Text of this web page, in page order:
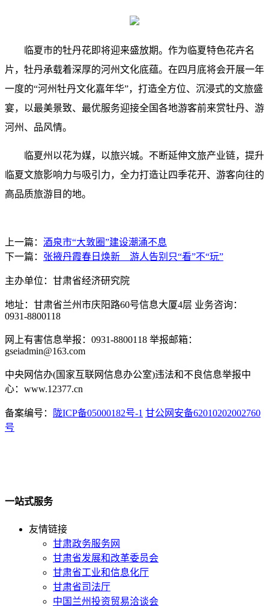
临夏市的牡丹花即将迎来盛放期。作为临夏特色花卉名
片，牡丹承载着深厚的河州文化底蕴。在四月底将会开展一年
一度的“河州牡丹文化嘉年华”，打造全方位、沉浸式的文旅盛
宴，以最美景致、最优服务迎接全国各地游客前来赏牡丹、游
河州、品风情。
临夏州以花为媒，以旅兴城。不断延伸文旅产业链，提升
临夏文旅影响力与吸引力，全力打造让四季花开、游客向往的
高品质旅游目的地。
上一篇： 酒泉市“大敦圈”建设潮涌不息
下一篇： 张掖丹霞春日焕新 游人告别只“看”不“玩”
主办单位：甘肃省经济研究院
地址：甘肃省兰州市庆阳路60号信息大厦4层 业务咨询：
0931-8800118
网上有害信息举报：0931-8800118 举报邮箱：
gseiadmin@163.com
中央网信办(国家互联网信息办公室)违法和不良信息举报中
心：www.12377.cn
备案编号： 陇ICP备05000182号-1 甘公网安备62010202002760
号
一站式服务
友情链接
甘肃政务服务网
甘肃省发展和改革委员会
甘肃省工业和信息化厅
甘肃省司法厅
中国兰州投资贸易洽谈会